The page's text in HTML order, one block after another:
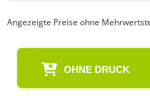
Angezeigte Preise ohne
OHNE DRUCK